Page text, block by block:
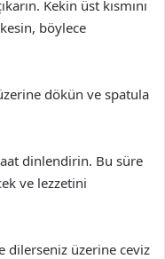
Kekin üst kısmını
böylece
dökün ve spatula
dinlendirin. Bu süre
ve lezzetini
dilerseniz üzerine ceviz